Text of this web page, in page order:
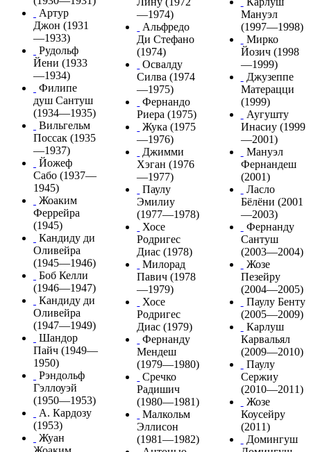
Артур
Джон (1931
—1933)
Рудольф
Йени (1933
—1934)
Филипе
душ Сантуш
(1934—1935)
Вильгельм
Поссак (1935
—1937)
Йожеф
Сабо (1937—
1945)
Жоаким
Феррейра
(1945)
Кандиду ди
Оливейра
(1945—1946)
Боб Келли
(1946—1947)
Кандиду ди
Оливейра
(1947—1949)
Шандор
Пайч (1949—
1950)
Рэндольф
Гэллоуэй
(1950—1953)
А. Кардозу
(1953)
Жуан
—1974)
Альфредо
Ди Стефано
(1974)
Освалду
Силва (1974
—1975)
Фернандо
Риера (1975)
Жука (1975
—1976)
Джимми
Хэган (1976
—1977)
Паулу
Эмилиу
(1977—1978)
Хосе
Родригес
Диас (1978)
Милорад
Павич (1978
—1979)
Хосе
Родригес
Диас (1979)
Фернанду
Мендеш
(1979—1980)
Сречко
Радишич
(1980—1981)
Малкольм
Эллисон
(1981—1982)
Мануэл
(1997—1998)
Мирко
Йозич(1998
—1999)
Джузеппе
Матерацци
(1999)
Аугушту
Инасиу(1999
—2001)
Мануэл
Фернандеш
(2001)
Ласло
Бёлёни (2001
—2003)
Фернанду
Сантуш
(2003—2004)
Жозе
Пезейру
(2004—2005)
Паулу Бенту
(2005—2009)
Карлуш
Карвальял
(2009—2010)
Паулу
Сержиу
(2010—2011)
Жозе
Коусейру
(2011)
Домингуш